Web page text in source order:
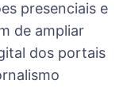
presenciais e
de ampliar
dos portais